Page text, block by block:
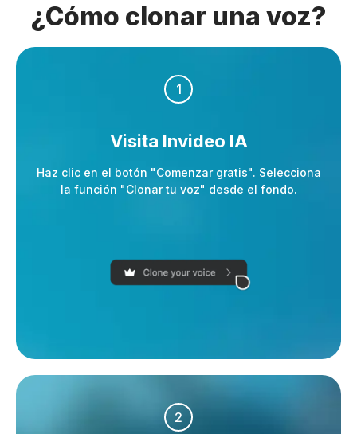
¿Cómo clonar una voz?
1
Visita Invideo IA
Haz clic en el botón "Comenzar gratis". Selecciona
la función "Clonar tu voz" desde el fondo.
2